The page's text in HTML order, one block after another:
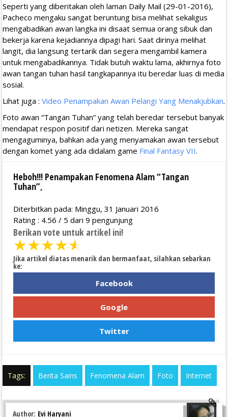
Seperti yang diberitakan oleh laman Daily Mail (29-01-2016),
Pacheco mengaku sangat beruntung bisa melihat sekaligus
mengabadikan awan langka ini disaat semua orang sibuk dan
bekerja karena kejadiannya dipagi hari. Saat dirinya melihat
langit, dia langsung tertarik dan segera mengambil kamera
untuk mengabadikannya. Tidak butuh waktu lama, akhirnya foto
awan tangan tuhan hasil tangkapannya itu beredar luas di media
sosial.
Lihat juga : Video Penampakan Awan Pelangi Yang Menakjubkan.
Foto awan “Tangan Tuhan” yang telah beredar tersebut banyak
mendapat respon positif dari netizen. Mereka sangat
mengaguminya, bahkan ada yang menyamakan awan tersebut
dengan komet yang ada didalam game Final Fantasy VII.
Heboh!!! Penampakan Fenomena Alam “Tangan
Tuhan”,
Diterbitkan pada: Minggu, 31 Januari 2016
Rating : 4.56 / 5 dari 9 pengunjung
Berikan vote untuk artikel ini!
★★★★★
Jika artikel diatas menarik dan bermanfaat, silahkan sebarkan
ke:
Facebook
Google
Twitter
Tags: Berita Sains Fenomena Alam Foto Internet
Author: Evi Haryani